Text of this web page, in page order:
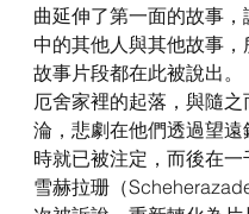
曲延伸了第一面的故事，
中的其他人與其他故事，
故事片段都在此被說出。
厄舍家裡的起落，與隨
淪，悲劇在他們透過望遠
時就已被注定，而後在一
雪赫拉珊（